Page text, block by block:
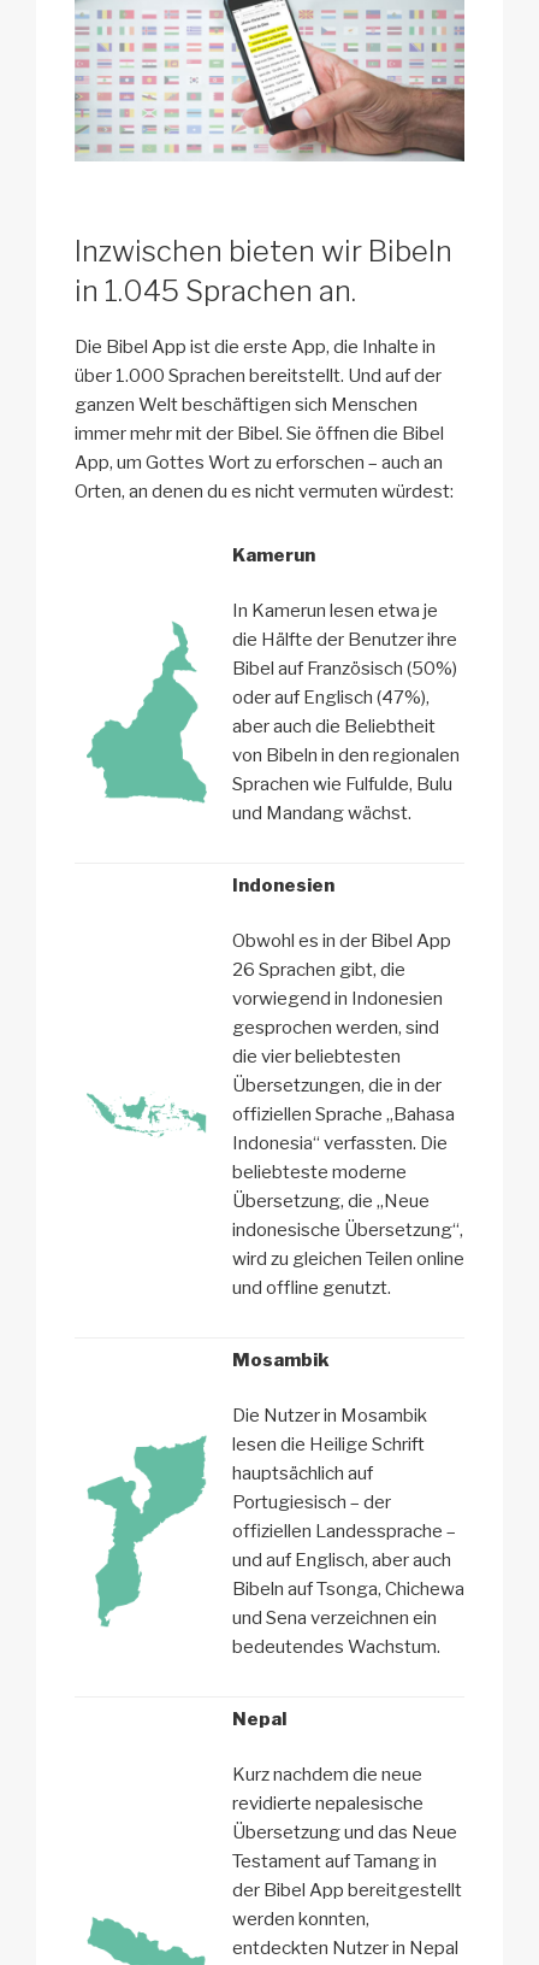
Inzwischen bieten wir Bibeln
in 1.045 Sprachen an.
Die Bibel App ist die erste App, die Inhalte in
über 1.000 Sprachen bereitstellt. Und auf der
ganzen Welt beschäftigen sich Menschen
immer mehr mit der Bibel. Sie öffnen die Bibel
App, um Gottes Wort zu erforschen – auch an
Orten, an denen du es nicht vermuten würdest:
Kamerun
In Kamerun lesen etwa je
die Hälfte der Benutzer ihre
Bibel auf Französisch (50%)
oder auf Englisch (47%),
aber auch die Beliebtheit
von Bibeln in den regionalen
Sprachen wie Fulfulde, Bulu
und Mandang wächst.
Indonesien
Obwohl es in der Bibel App
26 Sprachen gibt, die
vorwiegend in Indonesien
gesprochen werden, sind
die vier beliebtesten
Übersetzungen, die in der
offiziellen Sprache „Bahasa
Indonesia“ verfassten. Die
beliebteste moderne
Übersetzung, die „Neue
indonesische Übersetzung“,
wird zu gleichen Teilen online
und offline genutzt.
Mosambik
Die Nutzer in Mosambik
lesen die Heilige Schrift
hauptsächlich auf
Portugiesisch – der
offiziellen Landessprache –
und auf Englisch, aber auch
Bibeln auf Tsonga, Chichewa
und Sena verzeichnen ein
bedeutendes Wachstum.
Nepal
Kurz nachdem die neue
revidierte nepalesische
Übersetzung und das Neue
Testament auf Tamang in
der Bibel App bereitgestellt
werden konnten,
entdeckten Nutzer in Nepal